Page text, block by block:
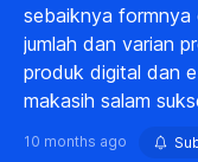
sebaiknya formnya
jumlah dan varian
produk digital dan
makasih salam
10 months ago